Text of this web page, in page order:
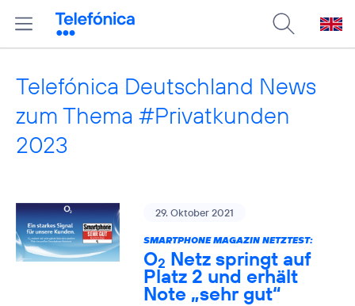
Telefónica Deutschland News
zum Thema #Privatkunden
2023
29. Oktober 2021
SMARTPHONE MAGAZIN NETZTEST:
O2 Netz springt auf
Platz 2 und erhält
Note „sehr gut“